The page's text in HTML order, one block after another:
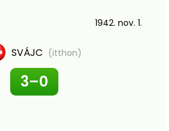
1942. nov. 1.
SVÁJC (itthon)
3–0